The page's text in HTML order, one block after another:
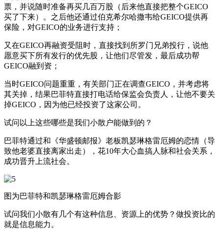
票，并说随时准备再买几百万股（后来他直接把整个GEICO
买了下来）。之后他还通过伯克希尔哈撒韦给GEICO提供再
保险，对GEICO的业务进行支持；
又在GEICO再融资受阻时，直接找到所罗门兄弟投行，说他
愿意买下所有发行的优先股，让他们尽管发，最后成功帮
GEICO融到资；
当时GEICO问题重重，有关部门正在调查GEICO，并考虑将
其关掉，结果巴菲特直接打电话给保监会负责人，让他不要关
掉GEICO，因为他已经投资了这家公司。
试问以上这些哪些是我们小散户能做到的？
巴菲特通过和《华盛顿邮报》老板凯瑟琳格雷厄姆的恋情（导
致他老婆直接离家出走），花10年大心血搞人脉和社会关系，
成功晋升上流社会。
图为巴菲特和凯瑟琳格雷厄姆合影
试问我们小散有几个有这种信息、资源上的优势？做投资比的
就是信息能力。